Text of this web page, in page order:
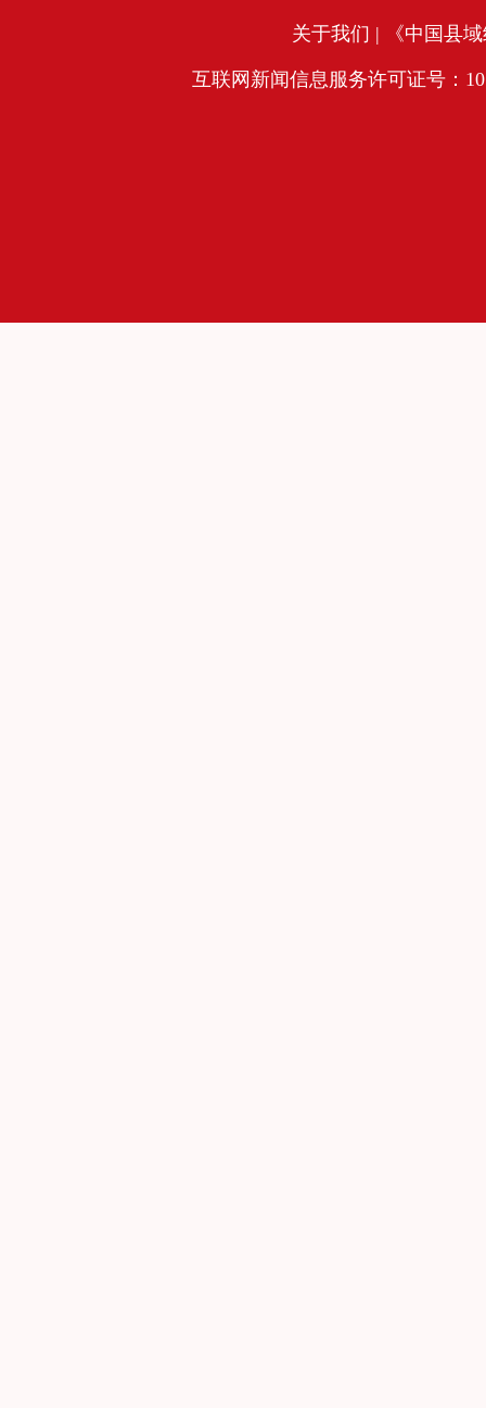
关于我们 | 《中国县
互联网新闻信息服务许可证号：